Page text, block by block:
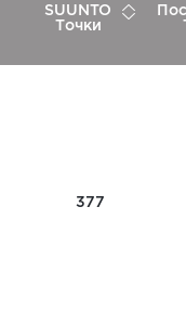
SUUNTO
Точки
377